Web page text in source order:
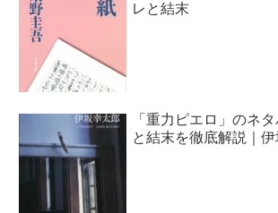
レと結末
「重力ピエロ」のネ
と結末を徹底解説｜